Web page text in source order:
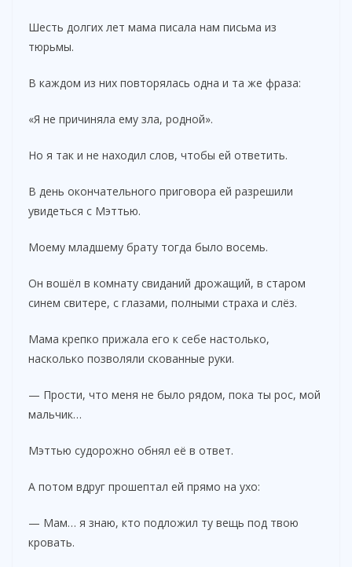
Шесть долгих лет мама писала нам письма из
тюрьмы.
В каждом из них повторялась одна и та же фраза:
«Я не причиняла ему зла, родной».
Но я так и не находил слов, чтобы ей ответить.
В день окончательного приговора ей разрешили
увидеться с Мэттью.
Моему младшему брату тогда было восемь.
Он вошёл в комнату свиданий дрожащий, в старом
синем свитере, с глазами, полными страха и слёз.
Мама крепко прижала его к себе настолько,
насколько позволяли скованные руки.
— Прости, что меня не было рядом, пока ты рос, мой
мальчик…
Мэттью судорожно обнял её в ответ.
А потом вдруг прошептал ей прямо на ухо:
— Мам… я знаю, кто подложил ту вещь под твою
кровать.